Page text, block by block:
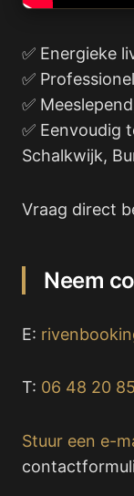
✅ Energieke
✅
✅
✅ Eenvoudig
Schalkwijk,
Vraag direct
Neem
E:
T: 06 48 20
Stuur een e-